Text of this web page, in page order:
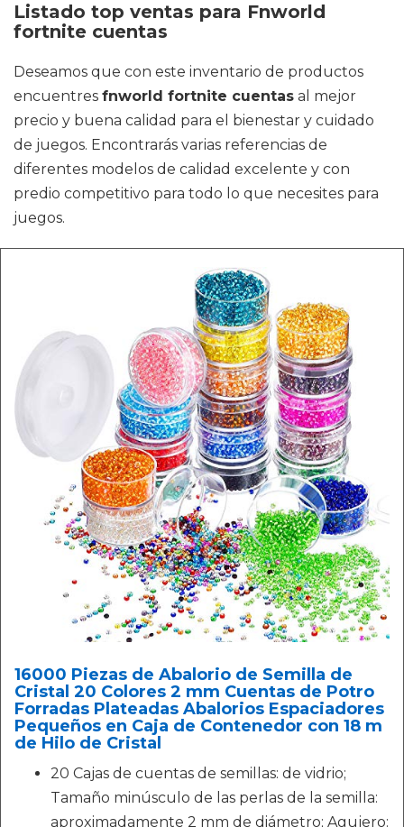
Listado top ventas para Fnworld
fortnite cuentas
Deseamos que con este inventario de productos
encuentres fnworld fortnite cuentas al mejor
precio y buena calidad para el bienestar y cuidado
de juegos. Encontrarás varias referencias de
diferentes modelos de calidad excelente y con
predio competitivo para todo lo que necesites para
juegos.
16000 Piezas de Abalorio de Semilla de
Cristal 20 Colores 2 mm Cuentas de Potro
Forradas Plateadas Abalorios Espaciadores
Pequeños en Caja de Contenedor con 18 m
de Hilo de Cristal
20 Cajas de cuentas de semillas: de vidrio;
Tamaño minúsculo de las perlas de la semilla:
aproximadamente 2 mm de diámetro; Agujero: